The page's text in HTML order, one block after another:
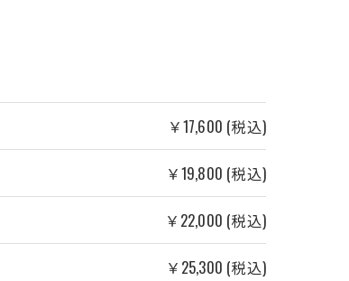
￥17,600 (税込)
￥19,800 (税込)
￥22,000 (税込)
￥25,300 (税込)